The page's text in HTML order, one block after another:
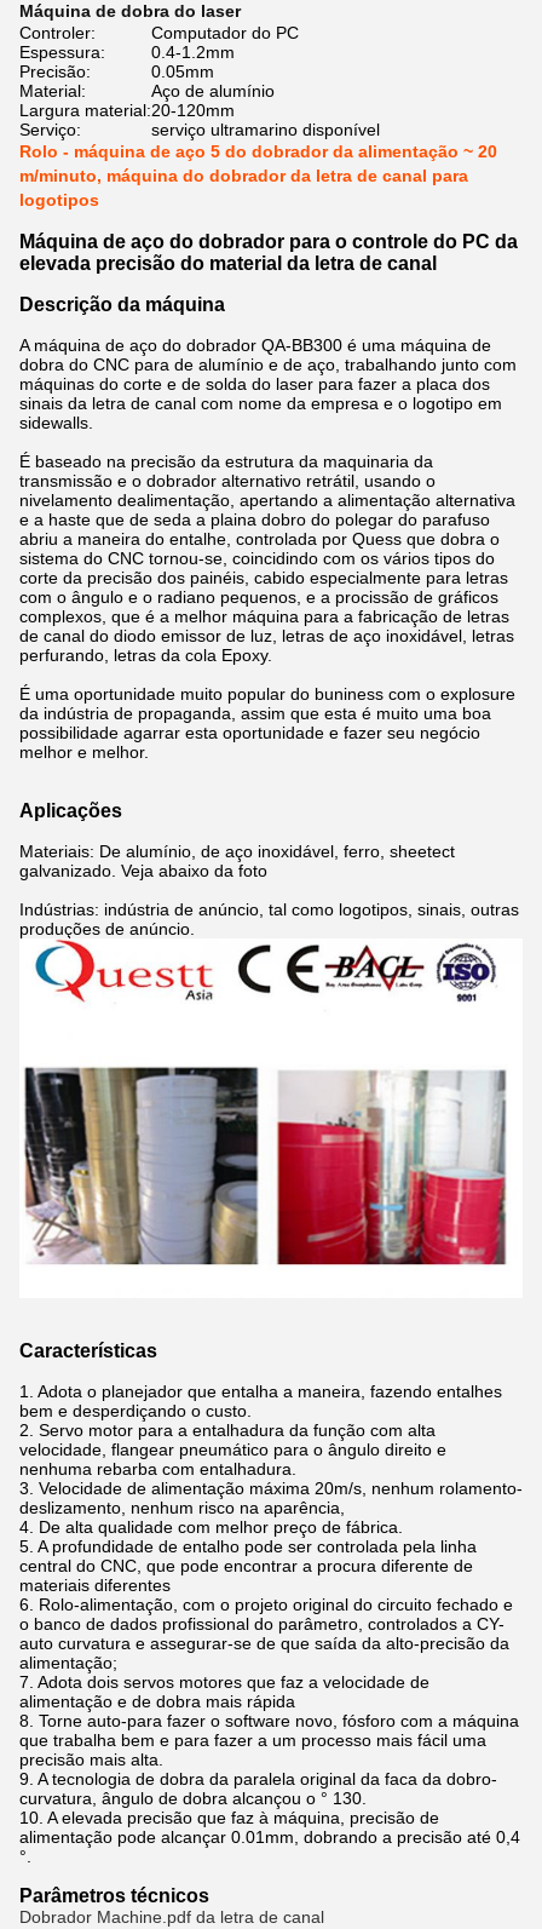
Máquina de dobra do laser
Controler:
Computador do PC
Espessura:
0.4-1.2mm
Precisão:
0.05mm
Material:
Aço de alumínio
Largura material:20-120mm
Serviço:
serviço ultramarino disponível
Rolo - máquina de aço 5 do dobrador da alimentação ~ 20
m/minuto, máquina do dobrador da letra de canal para
logotipos
Máquina de aço do dobrador para o controle do PC da
elevada precisão do material da letra de canal
Descrição da máquina
A máquina de aço do dobrador QA-BB300 é uma máquina de
dobra do CNC para de alumínio e de aço, trabalhando junto com
máquinas do corte e de solda do laser para fazer a placa dos
sinais da letra de canal com nome da empresa e o logotipo em
sidewalls.
É baseado na precisão da estrutura da maquinaria da
transmissão e o dobrador alternativo retrátil, usando o
nivelamento dealimentação, apertando a alimentação alternativa
e a haste que de seda a plaina dobro do polegar do parafuso
abriu a maneira do entalhe, controlada por Quess que dobra o
sistema do CNC tornou-se, coincidindo com os vários tipos do
corte da precisão dos painéis, cabido especialmente para letras
com o ângulo e o radiano pequenos, e a procissão de gráficos
complexos, que é a melhor máquina para a fabricação de letras
de canal do diodo emissor de luz, letras de aço inoxidável, letras
perfurando, letras da cola Epoxy.
É uma oportunidade muito popular do buniness com o explosure
da indústria de propaganda, assim que esta é muito uma boa
possibilidade agarrar esta oportunidade e fazer seu negócio
melhor e melhor.
Aplicações
Materiais: De alumínio, de aço inoxidável, ferro, sheetect
galvanizado. Veja abaixo da foto
Indústrias: indústria de anúncio, tal como logotipos, sinais, outras
produções de anúncio.
Características
1. Adota o planejador que entalha a maneira, fazendo entalhes
bem e desperdiçando o custo.
2. Servo motor para a entalhadura da função com alta
velocidade, flangear pneumático para o ângulo direito e
nenhuma rebarba com entalhadura.
3. Velocidade de alimentação máxima 20m/s, nenhum rolamento-
deslizamento, nenhum risco na aparência,
4. De alta qualidade com melhor preço de fábrica.
5. A profundidade de entalho pode ser controlada pela linha
central do CNC, que pode encontrar a procura diferente de
materiais diferentes
6. Rolo-alimentação, com o projeto original do circuito fechado e
o banco de dados profissional do parâmetro, controlados a CY-
auto curvatura e assegurar-se de que saída da alto-precisão da
alimentação;
7. Adota dois servos motores que faz a velocidade de
alimentação e de dobra mais rápida
8. Torne auto-para fazer o software novo, fósforo com a máquina
que trabalha bem e para fazer a um processo mais fácil uma
precisão mais alta.
9. A tecnologia de dobra da paralela original da faca da dobro-
curvatura, ângulo de dobra alcançou o ° 130.
10. A elevada precisão que faz à máquina, precisão de
alimentação pode alcançar 0.01mm, dobrando a precisão até 0,4
°.
Parâmetros técnicos
Dobrador Machine.pdf da letra de canal